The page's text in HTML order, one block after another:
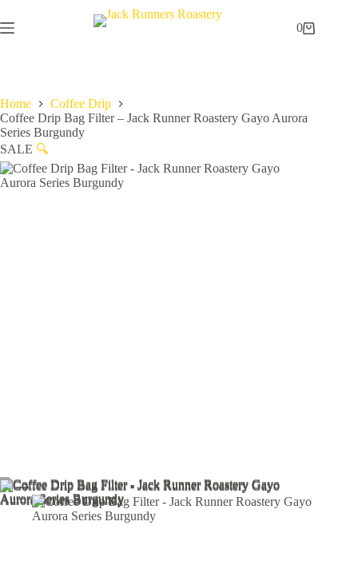
to
content
Shopping
0
Home
Coffee Drip
Coffee Drip Bag Filter – Jack Runner Roastery Gayo Aurora
Series Burgundy
SALE 🔍